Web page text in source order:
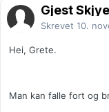
Gjest Skjye
Skrevet 10.
Hei, Grete.
Man kan falle fort og